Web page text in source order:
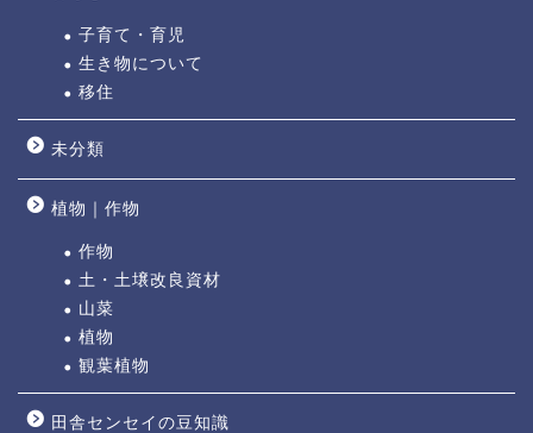
子育て・育児
生き物について
移住
未分類
植物｜作物
作物
土・土壌改良資材
山菜
植物
観葉植物
田舎センセイの豆知識